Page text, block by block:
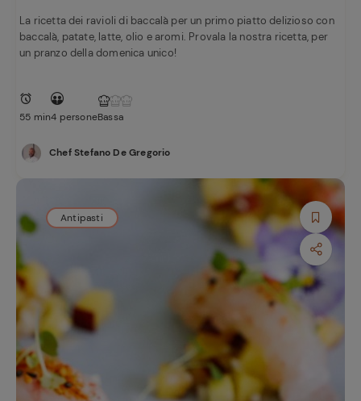
La ricetta dei ravioli di baccalà per un primo piatto delizioso con
baccalà, patate, latte, olio e aromi. Provala la nostra ricetta, per
un pranzo della domenica unico!
55 min4 personeBassa
Chef Stefano De Gregorio
Antipasti